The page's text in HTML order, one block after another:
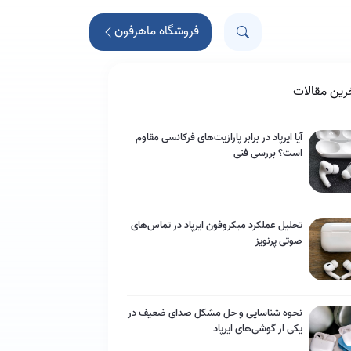
فروشگاه ماهرفون
مقالات
آیا ایرپاد در برابر پارازیت‌های فرکانسی مقاوم
است؟ بررسی فنی
تحلیل عملکرد میکروفون ایرپاد در تماس‌های
صوتی پرنویز
نحوه شناسایی و حل مشکل صدای ضعیف در
یکی از گوشی‌های ایرپاد